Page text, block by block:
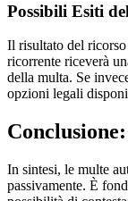
Possibili Esiti
Il risultato del
ricorrente riceverà
della multa. Se
opzioni legali
In sintesi, le multe
passivamente. È